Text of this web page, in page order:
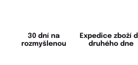
30 dní na
rozmyšlenou
Expedice zboží
druhého dne